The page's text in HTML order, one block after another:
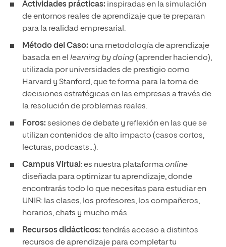
Actividades prácticas: inspiradas en la simulación
de entornos reales de aprendizaje que te preparan
para la realidad empresarial.
Método del Caso: una metodología de aprendizaje
basada en el learning by doing(aprender haciendo),
utilizada por universidades de prestigio como
Harvard y Stanford, que te forma para la toma de
decisiones estratégicas en las empresas a través de
la resolución de problemas reales.
Foros: sesiones de debate y reflexión en las que se
utilizan contenidos de alto impacto (casos cortos,
lecturas, podcasts...).
Campus Virtual : es nuestra plataformaonline
diseñada para optimizar tu aprendizaje, donde
encontrarás todo lo que necesitas para estudiar en
UNIR: las clases, los profesores, los compañeros,
horarios, chats y mucho más.
Recursos didácticos: tendrás acceso a distintos
recursos de aprendizaje para completar tu